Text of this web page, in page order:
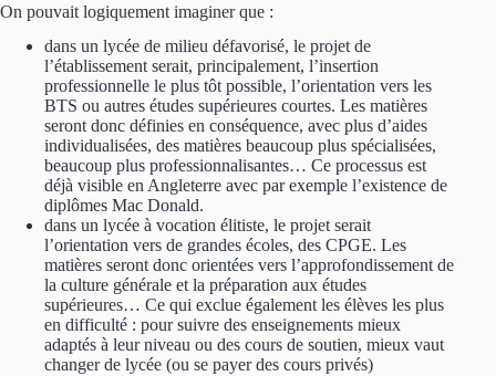
On pouvait logiquement imaginer que :
dans un lycée de milieu défavorisé, le projet de
l’établissement serait, principalement, l’insertion
professionnelle le plus tôt possible, l’orientation vers les
BTS ou autres études supérieures courtes. Les matières
seront donc définies en conséquence, avec plus d’aides
individualisées, des matières beaucoup plus spécialisées,
beaucoup plus professionnalisantes… Ce processus est
déjà visible en Angleterre avec par exemple l’existence de
diplômes Mac Donald.
dans un lycée à vocation élitiste, le projet serait
l’orientation vers de grandes écoles, des CPGE. Les
matières seront donc orientées vers l’approfondissement de
la culture générale et la préparation aux études
supérieures… Ce qui exclue également les élèves les plus
en difficulté : pour suivre des enseignements mieux
adaptés à leur niveau ou des cours de soutien, mieux vaut
changer de lycée (ou se payer des cours privés)